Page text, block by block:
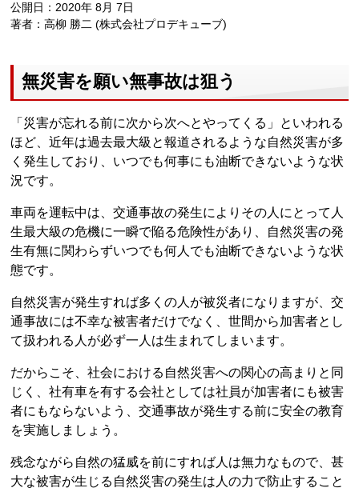
公開日：2020年 8月 7日
著者：高柳 勝二 (株式会社プロデキューブ)
無災害を願い無事故は狙う
「災害が忘れる前に次から次へとやってくる」といわれる
ほど、近年は過去最大級と報道されるような自然災害が多
く発生しており、いつでも何事にも油断できないような状
況です。
車両を運転中は、交通事故の発生によりその人にとって人
生最大級の危機に一瞬で陥る危険性があり、自然災害の発
生有無に関わらずいつでも何人でも油断できないような状
態です。
自然災害が発生すれば多くの人が被災者になりますが、交
通事故には不幸な被害者だけでなく、世間から加害者とし
て扱われる人が必ず一人は生まれてしまいます。
だからこそ、社会における自然災害への関心の高まりと同
じく、社有車を有する会社としては社員が加害者にも被害
者にもならないよう、交通事故が発生する前に安全の教育
を実施しましょう。
残念ながら自然の猛威を前にすれば人は無力なもので、甚
大な被害が生じる自然災害の発生は人の力で防止すること